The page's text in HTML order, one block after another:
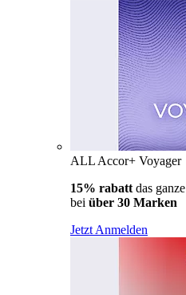
ALL Accor+ Voyager
15% rabatt das
bei über 30 Marken
Jetzt Anmelden